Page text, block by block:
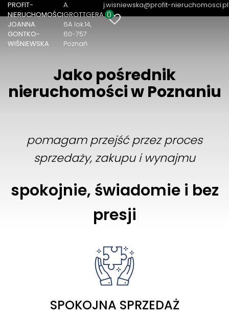
PROFIT-
NIERUCHOMOŚCI
JOANNA
GONTKO-
WIŚNIEWSKA
A.
GROTTGERA
6A lok.14
60-757
Poznań
j.wisniewska@profit-nieruchomosci.pl
0
Jako pośrednik
nieruchomości w Poznaniu
pomagam przejść przez proces
sprzedaży, zakupu i wynajmu
spokojnie, świadomie i bez
presji
SPOKOJNA SPRZEDAŻ